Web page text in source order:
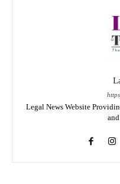
Legal News Website